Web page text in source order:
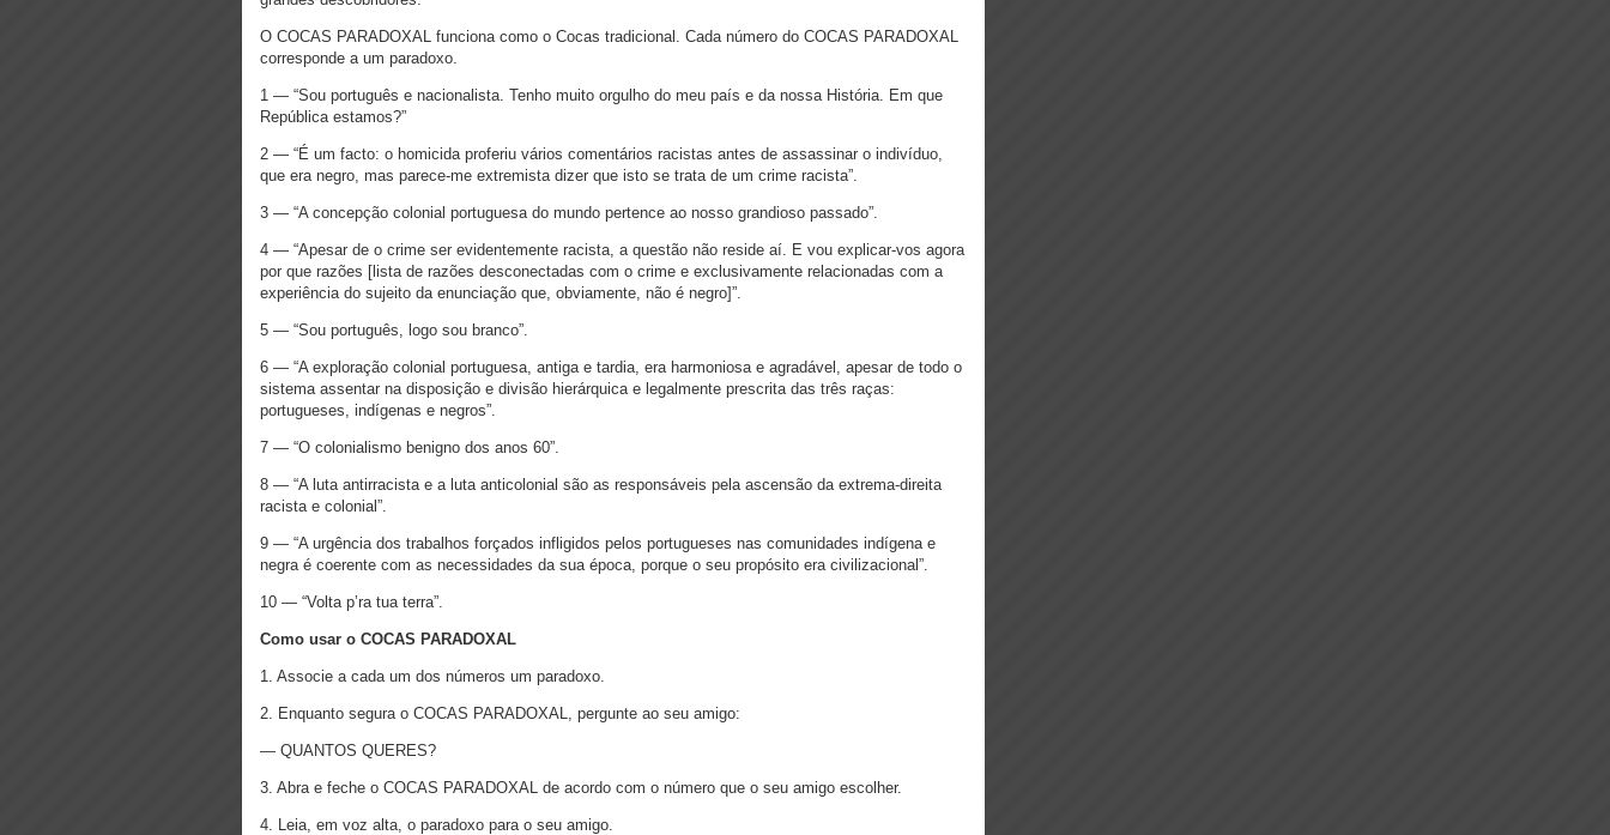
O COCAS PARADOXAL funciona como o Cocas tradicional. Cada número do COCAS PARADOXAL
corresponde a um paradoxo.
1 — “Sou português e nacionalista. Tenho muito orgulho do meu país e da nossa História. Em que
República estamos?”
2 — “É um facto: o homicida proferiu vários comentários racistas antes de assassinar o indivíduo,
que era negro, mas parece-me extremista dizer que isto se trata de um crime racista”.
3 — “A concepção colonial portuguesa do mundo pertence ao nosso grandioso passado”.
4 — “Apesar de o crime ser evidentemente racista, a questão não reside aí. E vou explicar-vos agora
por que razões [lista de razões desconectadas com o crime e exclusivamente relacionadas com a
experiência do sujeito da enunciação que, obviamente, não é negro]”.
5 — “Sou português, logo sou branco”.
6 — “A exploração colonial portuguesa, antiga e tardia, era harmoniosa e agradável, apesar de todo o
sistema assentar na disposição e divisão hierárquica e legalmente prescrita das três raças:
portugueses, indígenas e negros”.
7 — “O colonialismo benigno dos anos 60”.
8 — “A luta antirracista e a luta anticolonial são as responsáveis pela ascensão da extrema-direita
racista e colonial”.
9 — “A urgência dos trabalhos forçados infligidos pelos portugueses nas comunidades indígena e
negra é coerente com as necessidades da sua época, porque o seu propósito era civilizacional”.
10 — “Volta p’ra tua terra”.
Como usar o COCAS PARADOXAL
1. Associe a cada um dos números um paradoxo.
2. Enquanto segura o COCAS PARADOXAL, pergunte ao seu amigo:
— QUANTOS QUERES?
3. Abra e feche o COCAS PARADOXAL de acordo com o número que o seu amigo escolher.
4. Leia, em voz alta, o paradoxo para o seu amigo.